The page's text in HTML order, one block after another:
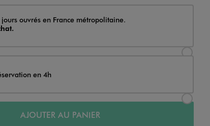
ouvrés en France métropolitaine.
en 4h
AJOUTER AU PANIER